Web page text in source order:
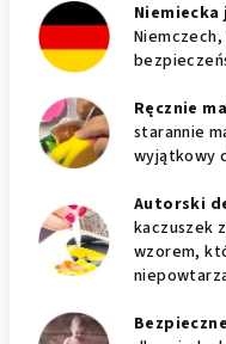
Niemiecka
Ręcznie
starannie
wyjątkowy
Autorski
kaczuszek
wzorem,